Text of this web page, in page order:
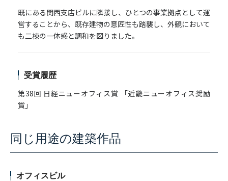
既にある関西支店ビルに隣接し、ひとつの事業拠点として運
営することから、既存建物の意匠性も踏襲し、外観において
も二棟の一体感と調和を図りました。
受賞履歴
第38回 日経ニューオフィス賞 「近畿ニューオフィス奨励
賞」
同じ用途の建築作品
オフィスビル